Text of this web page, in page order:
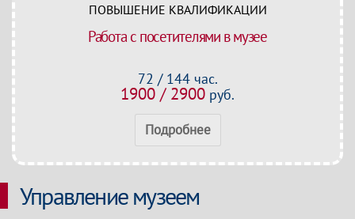
ПОВЫШЕНИЕ КВАЛИФИКАЦИИ
Работа с посетителями в музее
72 / 144 час.
1900 / 2900 руб.
Подробнее
Управление музеем